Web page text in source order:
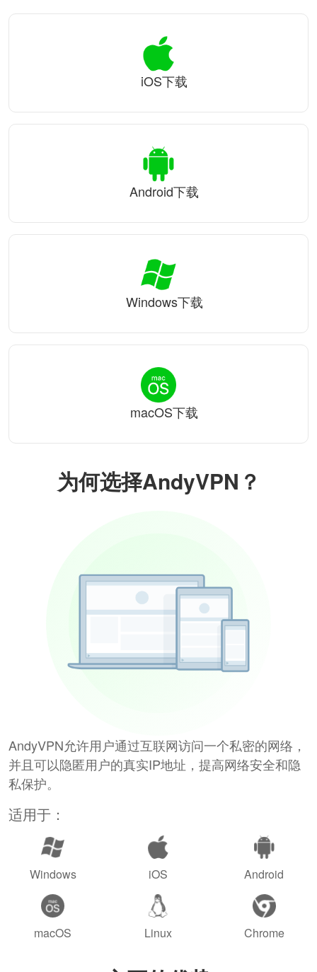
为何选择AndyVPN？
AndyVPN允许用户通过互联网访问一个私密的网络，
并且可以隐匿用户的真实IP地址，提高网络安全和隐
私保护。
适用于：
Windows iOS Android
macOS Linux Chrome
iOS下载
Android下载
Windows下载
macOS下载